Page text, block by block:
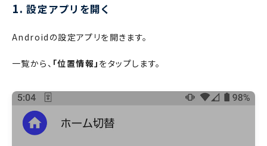
1. 設定アプリを開く
Androidの設定アプリを開きます。
一覧から、 「位置情報」 をタップします。